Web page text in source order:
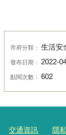
市府分類： 生活安
發布日期： 2022-
點閱次數： 602
交通資訊 隱